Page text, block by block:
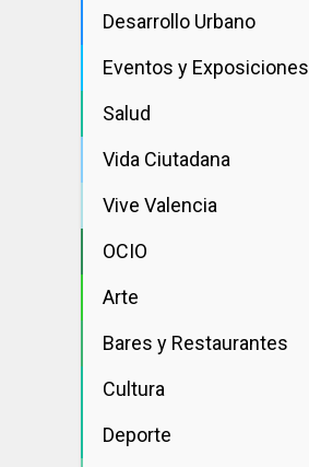
Desarrollo Urbano
Eventos y Exposiciones
Salud
Vida Ciutadana
Vive Valencia
OCIO
Arte
Bares y Restaurantes
Cultura
Deporte